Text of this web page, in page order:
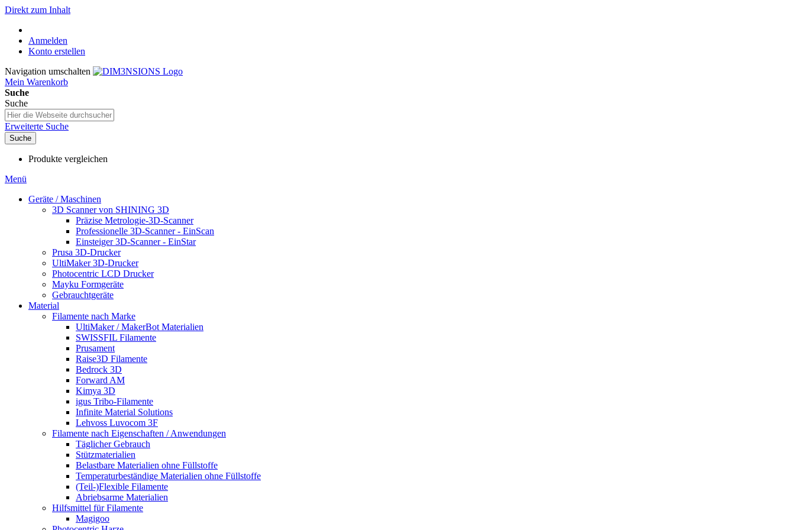
Direkt zum Inhalt
Anmelden
Konto erstellen
Navigation umschalten
Mein Warenkorb
Suche
Suche
Erweiterte Suche
Suche
Produkte vergleichen
Menü
Geräte / Maschinen
3D Scanner von SHINING 3D
Präzise Metrologie-3D-Scanner
Professionelle 3D-Scanner - EinScan
Einsteiger 3D-Scanner - EinStar
Prusa 3D-Drucker
UltiMaker 3D-Drucker
Photocentric LCD Drucker
Mayku Formgeräte
Gebrauchtgeräte
Material
Filamente nach Marke
UltiMaker / MakerBot Materialien
SWISSFIL Filamente
Prusament
Raise3D Filamente
Bedrock 3D
Forward AM
Kimya 3D
igus Tribo-Filamente
Infinite Material Solutions
Lehvoss Luvocom 3F
Filamente nach Eigenschaften / Anwendungen
Täglicher Gebrauch
Stützmaterialien
Belastbare Materialien ohne Füllstoffe
Temperaturbeständige Materialien ohne Füllstoffe
(Teil-)Flexible Filamente
Abriebsarme Materialien
Hilfsmittel für Filamente
Magigoo